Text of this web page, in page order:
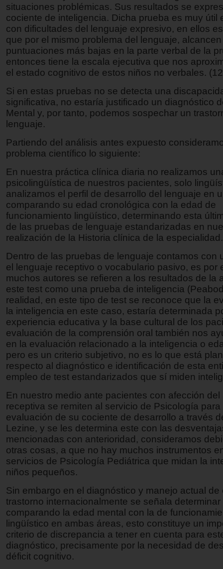
situaciones problémicas. Sus resultados se
cociente de inteligencia. Dicha prueba es muy útil
con dificultades del lenguaje expresivo, en ellos
que por el mismo problema del lenguaje, alcancen
puntuaciones más bajas en la parte verbal de la
entonces tiene la escala ejecutiva que nos
el estado cognitivo de estos niños no verbales.
Si en estas pruebas no se detecta una
significativa, no estaría justificado un diagnóstico
Mental y, por tanto, podemos sospechar un
lenguaje.
Partiendo del análisis antes expuesto
problema científico lo siguiente:
En nuestra práctica clínica diaria no realizamos
psicolingüística de nuestros pacientes, solo
analizamos el perfil de desarrollo del lenguaje en
comparando su edad cronológica con la edad de
funcionamiento lingüístico, determinando esta
de las pruebas de lenguaje estandarizadas en
realización de la Historia clínica de la especialidad.
Dentro de las pruebas de lenguaje contamos con
el lenguaje receptivo o vocabulario pasivo, es por
muchos autores se refieren a los resultados de la
este test como una prueba de inteligencia
realidad, en este tipo de test se reconoce que la
la inteligencia en este caso, estaría determinada
experiencia educativa y la base cultural de los
evaluación de la comprensión oral también nos
en la evaluación relacionado a la inteligencia o
pero es un criterio subjetivo, no es lo que está
respecto al diagnóstico e identificación de esta
empleo de test estandarizados que sí miden
En nuestro medio ante pacientes con afección del
receptiva se remiten al servicio de Psicología
evaluación de su cociente de desarrollo a través
Lezine, y se les determina este con las
mencionadas con anterioridad, consideramos
otras cosas, a que no hay muchos instrumentos
servicios de Psicología Pediátrica que midan la
niños pequeños.
Sin embargo en el diagnóstico y manejo actual de
trastorno internacionalmente se señala determinar
comparando la edad mental con la de
lingüístico en ambas áreas, esto constituye un
criterio de discrepancia a tener en cuenta para
diagnóstico, precisamente por la necesidad de
déficit cognitivo.